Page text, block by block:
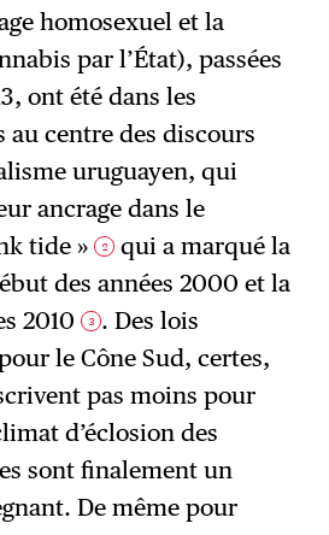
homosexuel et la
par l’État), passées
ont été dans les
au centre des discours
uruguayen, qui
ancrage dans le
tide » 2
qui a marqué la
des années 2000 et la
2010 3 . Des lois
le Cône Sud, certes,
pas moins pour
d’éclosion des
sont finalement un
De même pour